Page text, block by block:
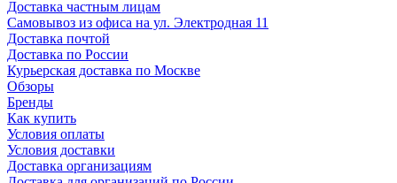
Доставка частным лицам
Самовывоз из офиса на ул. Электродная 11
Доставка почтой
Доставка по России
Курьерская доставка по Москве
Обзоры
Бренды
Как купить
Условия оплаты
Условия доставки
Доставка организациям